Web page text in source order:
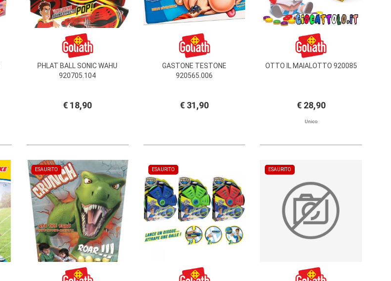
PHLAT BALL SONIC WAHU
920705.104
€ 18,90
GASTONE TESTONE
920565.006
€ 31,90
OTTO IL MAIALOTTO 920085
€ 28,90
Unico
ESAURITO ESAURITO ESAURITO